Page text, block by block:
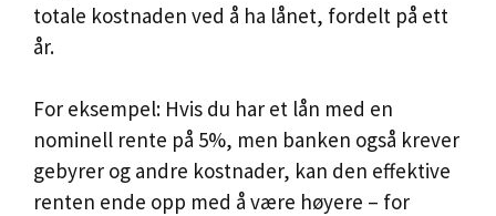
totale kostnaden ved å ha lånet, fordelt på ett
år.
For eksempel: Hvis du har et lån med en
nominell rente på 5%, men banken også krever
gebyrer og andre kostnader, kan den effektive
renten ende opp med å være høyere – for